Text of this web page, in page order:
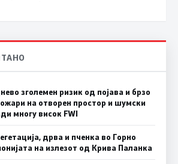
зголемен ризик од појава и брзо
на отворен простор и шумски
многу висок FWI
дрва и пченка во Горно
на излезот од Крива Паланка